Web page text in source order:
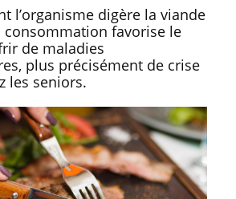
l’organisme digère la viande
consommation favorise le
de maladies
plus précisément de crise
les seniors.